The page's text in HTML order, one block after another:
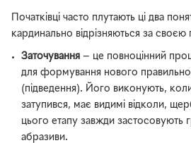
Початківці часто плутають ці два
кардинально відрізняються за
Заточування — це повноцінний
для формування нового
(підведення). Його виконують,
затупився, має видимі відколи,
цього етапу завжди застосовують
абразиви.